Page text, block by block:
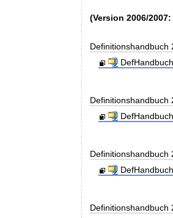
(Version 2006/
Definitionshandbuch
Definitionshandbuch
Definitionshandbuch
Definitionshandbuch